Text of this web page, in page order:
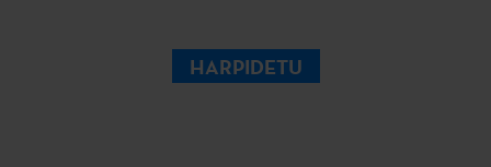
HARPIDETU